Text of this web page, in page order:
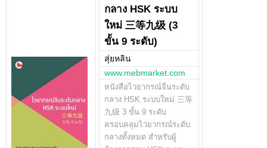
กลาง HSK ระบบ
ใหม่ 三等九级 (3
ขั้น 9 ระดับ)
สุ่ยหลิน
www.mebmarket.com
หนังสือไวยากรณ์จีนระดับ
กลาง HSK ระบบใหม่ 三等
九级 3 ขั้น 9 ระดับ
ครอบคลุมไวยากรณ์ระดับ
กลางทั้งหมด สำหรับผู้